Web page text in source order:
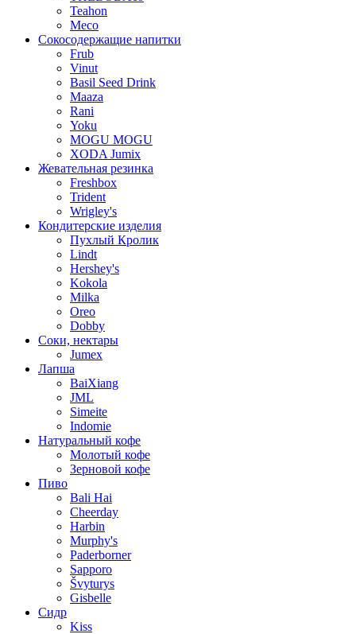
Teahon
Meco
Сокосодержащие напитки
Frub
Vinut
Basil Seed Drink
Maaza
Rani
Yoku
MOGU MOGU
XODA Jumix
Жевательная резинка
Freshbox
Trident
Wrigley's
Кондитерские изделия
Пухлый Кролик
Lindt
Hershey's
Kokola
Milka
Oreo
Dobby
Соки, нектары
Jumex
Лапша
BaiXiang
JML
Simeite
Indomie
Натуральный кофе
Молотый кофе
Зерновой кофе
Пиво
Bali Hai
Cheerday
Harbin
Murphy's
Paderborner
Sapporo
Švyturys
Gisbelle
Сидр
Kiss